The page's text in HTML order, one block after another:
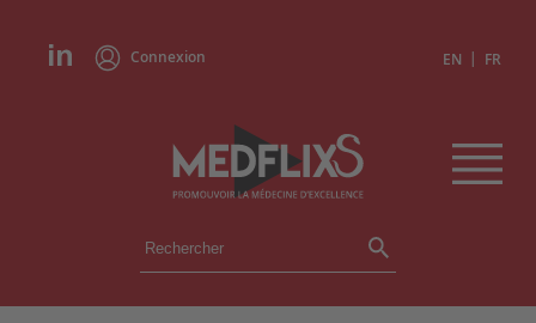
Connexion EN | FR
ÉVÉNEMENTS